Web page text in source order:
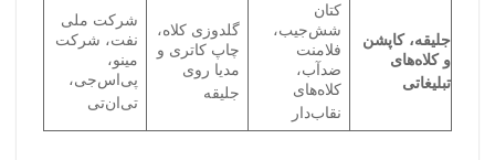
جلیقه، کاپشن
و کلاه‌های
تبلیغاتی
کتان
شش‌جیب،
فلامنت
ضدآب،
کلاه‌های
نقاب‌دار
گلدوزی کلاه،
چاپ کاتری و
مدیا روی
جلیقه
شرکت ملی
نفت، شرکت
مینو،
پی‌اس‌جی،
تی‌ان‌تی